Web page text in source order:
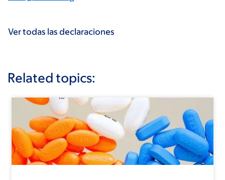
Ver todas las declaraciones
Related topics: